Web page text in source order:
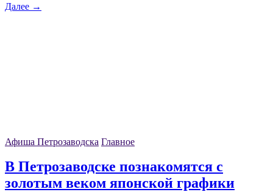
Далее →
Афиша Петрозаводска Главное
В Петрозаводске познакомятся с
золотым веком японской графики